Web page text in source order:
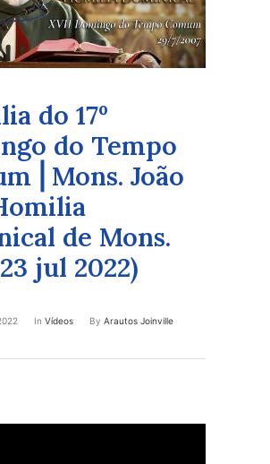
do 17º
do Tempo
⎜Mons. João
de Mons.
jul 2022)
In Vídeos By Arautos Joinville